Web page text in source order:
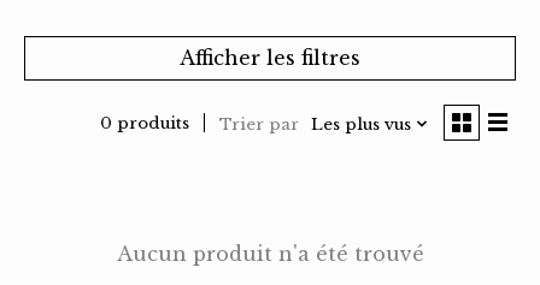
Afficher les filtres
0 produits Trier par Les plus vus
Aucun produit n'a été trouvé